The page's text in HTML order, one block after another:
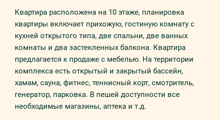
Квартира расположена на 10 этаже, планировка
квартиры включает прихожую, гостиную комнату с
кухней открытого типа, две спальни, две ванных
комнаты и два застекленных балкона. Квартира
предлагается к продаже с мебелью. На территории
комплекса есть открытый и закрытый бассейн,
хамам, сауна, фитнес, теннисный корт, смотритель,
генератор, парковка. В пешей доступности все
необходимые магазины, аптека и т.д.